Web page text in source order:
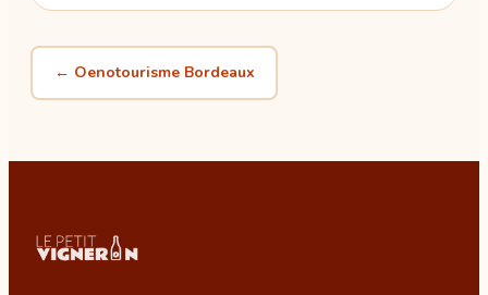
← Oenotourisme Bordeaux